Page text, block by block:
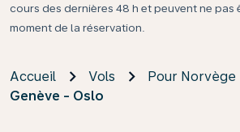
cours des dernières 48 h et peuvent ne pas
moment de la réservation.
Accueil Vols
Pour Norvège
Genève - Oslo